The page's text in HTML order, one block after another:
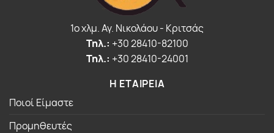
1o χλμ. Αγ. Νικολάου - Κριτσάς
Τηλ.: +30 28410-82100
Τηλ.: +30 28410-24001
Η ΕΤΑΙΡΕΙΑ
Ποιοί Είμαστε
Προμηθευτές